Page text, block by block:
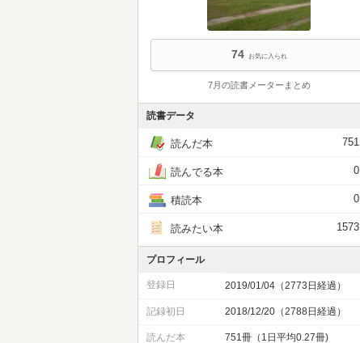
74 お気に入られ
7月の読書メーターまとめ
読書データ
読んだ本 751
読んでる本 0
積読本 0
読みたい本 1573
プロフィール
登録日 2019/01/04（2773日経過）
記録初日 2018/12/20（2788日経過）
読んだ本 751冊（1日平均0.27冊)